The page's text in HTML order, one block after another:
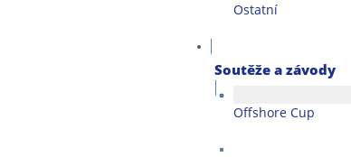
Ostatní
Soutěže a závody
Offshore Cup